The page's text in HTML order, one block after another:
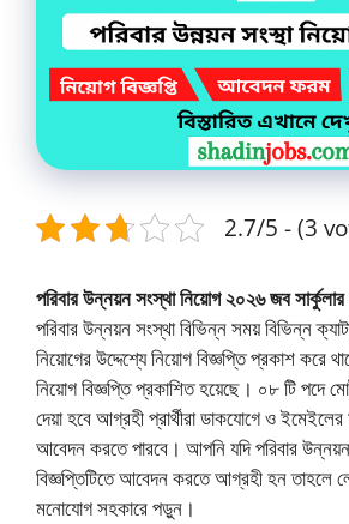
2.7/5 - (3
পরিবার উন্নয়ন সংস্থা নিয়োগ ২০২৬ জব সার্কুলার
পরিবার উন্নয়ন সংস্থা বিভিন্ন সময় বিভিন্ন
নিয়োগের উদ্দেশ্যে নিয়োগ বিজ্ঞপ্তি প্রকাশ
নিয়োগ বিজ্ঞপ্তি প্রকাশিত হয়েছে। ০৮ ‍টি পদে
দেয়া হবে আগ্রহী প্রার্থীরা ডাকযোগে ও
আবেদন করতে পারবে। আপনি যদি পরিবার
বিজ্ঞপ্তিটিতে আবেদন করতে আগ্রহী হন তাহলে
মনোযোগ সহকারে পড়ুন।